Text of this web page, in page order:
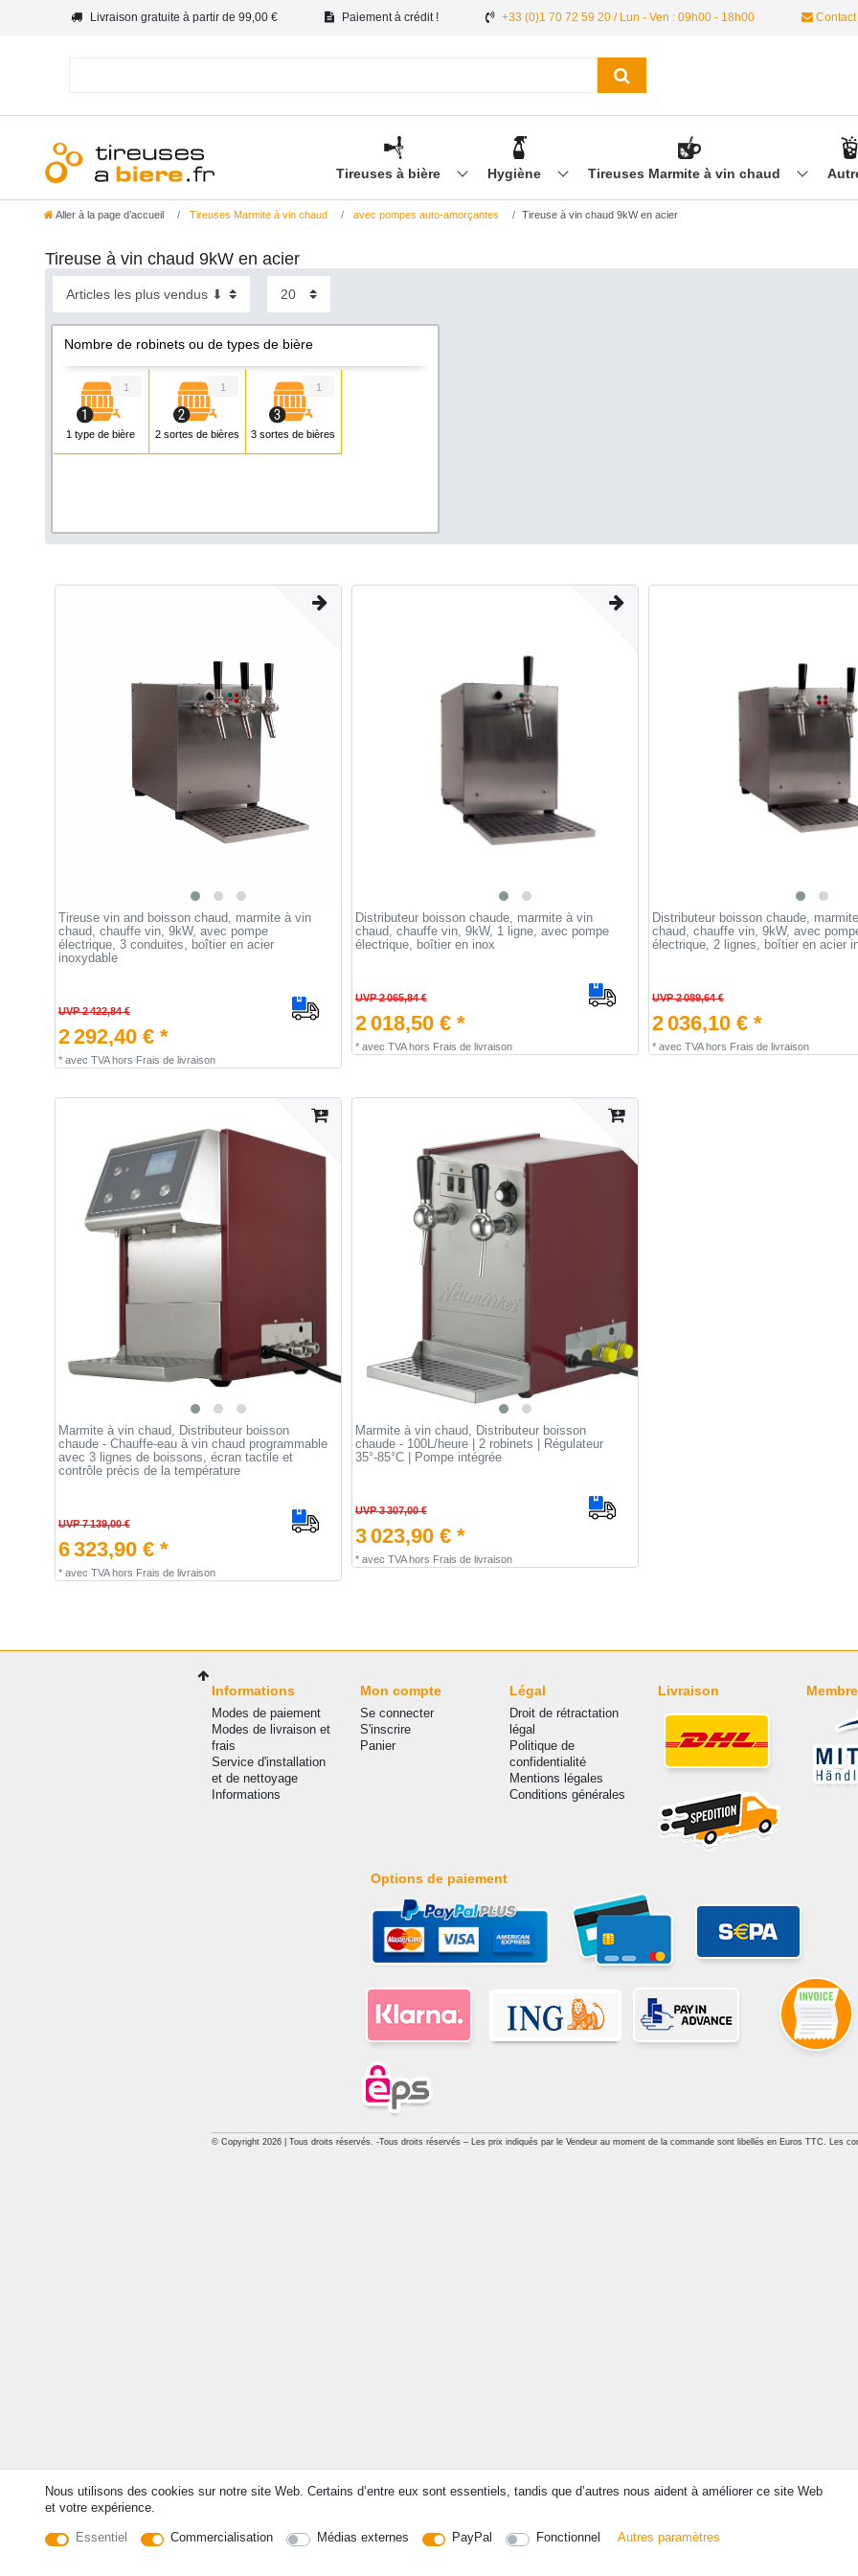
Livraison gratuite à partir de 99,00 € Paiement à crédit ! +33 (0)1 70 72 59 20 / Lun - Ven : 09h00 - 18h00 Contact
Tireuses à bière Hygiène Tireuses Marmite à vin chaud
Aller à la page d’accueil Tireuses Marmite à vin chaud avec pompes auto-amorçantes Tireuse à vin chaud 9kW en acier
Tireuse à vin chaud 9kW en acier
Nombre de robinets ou de types de bière
1 type de bière
1
2 sortes de bières
1
3 sortes de bières
1
Tireuse vin and boisson chaud, marmite à vin
chaud, chauffe vin, 9kW, avec pompe
électrique, 3 conduites, boîtier en acier
inoxydable
UVP 2 422,84 €
2 292,40 € *
* avec TVAhors Frais de livraison
Distributeur boisson chaude, marmite à vin
chaud, chauffe vin, 9kW, 1 ligne, avec pompe
électrique, boîtier en inox
UVP 2 065,84 €
2 018,50 € *
* avec TVAhors Frais de livraison
Distributeur boisson chaude,
chaud, chauffe vin, 9kW, avec
électrique, 2 lignes, boîtier en acier
UVP 2 089,64 €
2 036,10 € *
* avec TVAhors Frais de livraison
Marmite à vin chaud, Distributeur boisson
chaude - Chauffe-eau à vin chaud programmable
avec 3 lignes de boissons, écran tactile et
contrôle précis de la température
UVP 7 139,00 €
6 323,90 € *
* avec TVAhors Frais de livraison
Marmite à vin chaud, Distributeur boisson
chaude - 100L/heure | 2 robinets | Régulateur
35°-85°C | Pompe intégrée
UVP 3 307,00 €
3 023,90 € *
* avec TVAhors Frais de livraison
Informations
Modes de paiement
Modes de livraison et
frais
Service d'installation
et de nettoyage
Informations
Mon compte
Se connecter
S'inscrire
Panier
Légal
Droit de rétractation
légal
Politique de
confidentialité
Mentions légales
Conditions générales
Livraison
Options de paiement
© Copyright 2026 | Tous droits réservés. -Tous droits réservés – Les prix indiqués par le Vendeur au moment de la commande sont libellés en Euros TTC. Les
Nous utilisons des cookies sur notre site Web. Certains d’entre eux sont essentiels, tandis que d’autres nous aident à améliorer ce site Web
et votre expérience.
Essentiel Commercialisation Médias externes PayPal Fonctionnel Autres paramètres